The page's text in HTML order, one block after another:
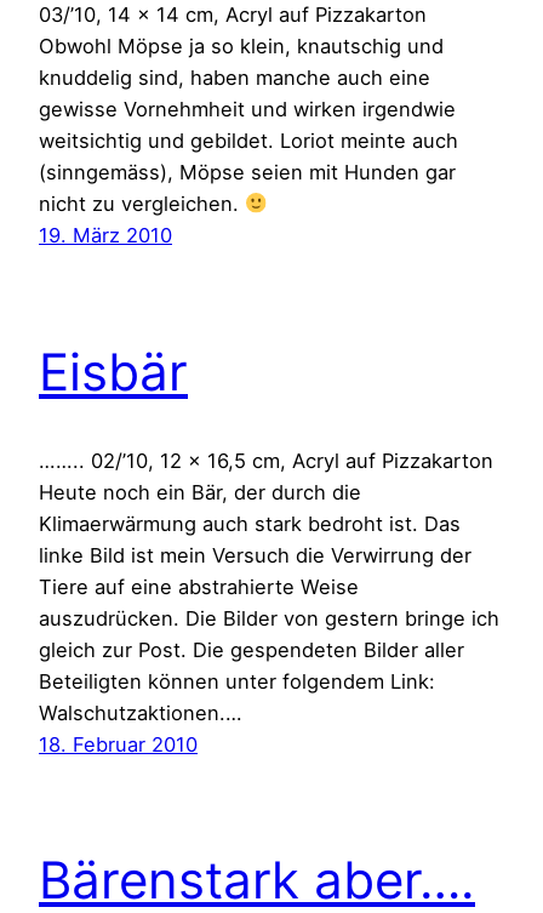
03/’10, 14 x 14 cm, Acryl auf Pizzakarton
Obwohl Möpse ja so klein, knautschig und
knuddelig sind, haben manche auch eine
gewisse Vornehmheit und wirken irgendwie
weitsichtig und gebildet. Loriot meinte auch
(sinngemäss), Möpse seien mit Hunden gar
nicht zu vergleichen.
19. März 2010
Eisbär
…….. 02/’10, 12 x 16,5 cm, Acryl auf Pizzakarton
Heute noch ein Bär, der durch die
Klimaerwärmung auch stark bedroht ist. Das
linke Bild ist mein Versuch die Verwirrung der
Tiere auf eine abstrahierte Weise
auszudrücken. Die Bilder von gestern bringe ich
gleich zur Post. Die gespendeten Bilder aller
Beteiligten können unter folgendem Link:
Walschutzaktionen.…
18. Februar 2010
Bärenstark aber….